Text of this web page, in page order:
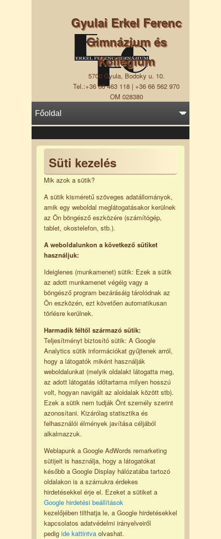
Gyulai Erkel Ferenc
Gimnázium és
Kollégium
5700 Gyula, Bodoky u. 10.
Tel.:+36 66 463 118 | +36 66 562 970
OM 028380
Süti kezelés
Mik azok a sütik?
A sütik kisméretű szöveges adatállományok,
amik egy weboldal meglátogatásakor kerülnek
az Ön böngésző eszközére (számítógép,
tablet, okostelefon, stb.).
A weboldalunkon a következő sütiket
használjuk:
Ideiglenes (munkamenet) sütik: Ezek a sütik
az adott munkamenet végéig vagy a
böngésző program bezárásáig tárolódnak az
Ön eszközén, ezt követően automatikusan
törlésre kerülnek.
Harmadik féltől származó sütik:
Teljesítményt biztosító sütik: A Google
Analytics sütik információkat gyűjtenek arról,
hogy a látogatók miként használják
weboldalunkat (melyik oldalakt látogatta meg,
az adott látogatás időtartama milyen hosszú
volt, hogyan navigált az aloldalak között stb).
Ezek a sütik nem tudják Önt személy szerint
azonosítani. Kizárólag statisztika és
felhasználói élmények javítása céljából
alkalmazzuk.
Weblapunk a Google AdWords remarketing
sütijeit is használja, hogy a látogatókat
később a Google Display hálózatába tartozó
oldalakon is a számukra érdekes
hirdetésekkel érje el. Ezeket a sütiket a
Google hirdetési beállítások
kezelőjében tilthatja le, a Google hirdetésekkel
kapcsolatos adatvédelmi irányelveiről
pedig ide kattintvaolvashat.